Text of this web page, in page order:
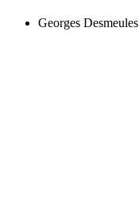
Georges Desmeules